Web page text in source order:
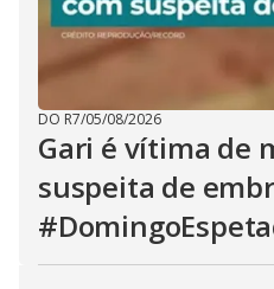
DO R7/05/08/2026
Gari é vítima de
suspeita de